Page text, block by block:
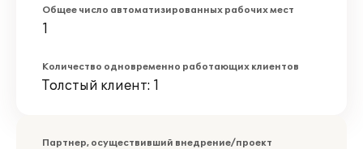
Общее число автоматизированных рабочих мест
1
Количество одновременно работающих клиентов
Толстый клиент: 1
Партнер, осуществивший внедрение/проект